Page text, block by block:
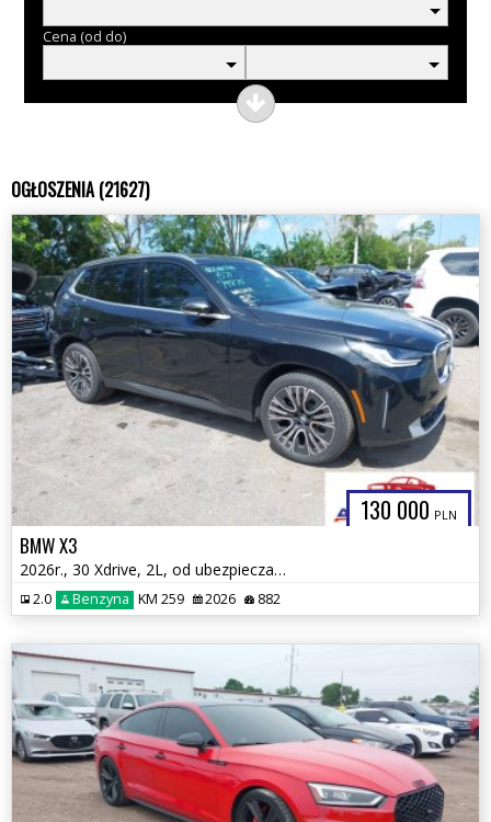
Cena (od do)
OGŁOSZENIA (21627)
130 000 PLN
BMW X3
2026r., 30 Xdrive, 2L, od ubezpieczalni
2.0 Benzyna KM 259 2026 882